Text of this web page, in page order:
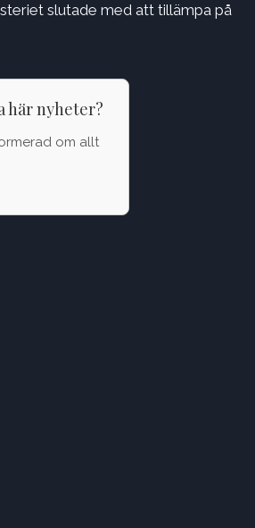
slutade med att tillämpa på
här nyheter?
om allt